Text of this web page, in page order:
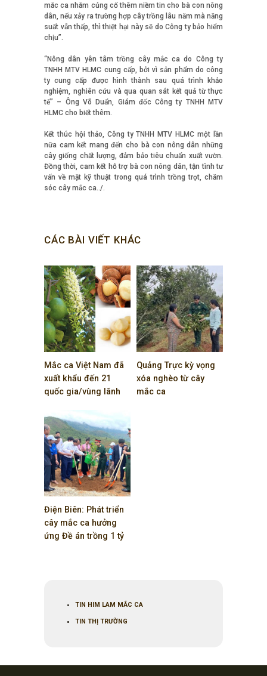
mắc ca nhằm củng cố thêm niềm tin cho bà con nông
dân, nếu xảy ra trường hợp cây trồng lâu năm mà năng
suất vẫn thấp, thì thiệt hại này sẽ do Công ty bảo hiểm
chịu”.
“Nông dân yên tâm trồng cây mắc ca do Công ty
TNHH MTV HLMC cung cấp, bởi vì sản phẩm do công
ty cung cấp được hình thành sau quá trình khảo
nghiệm, nghiên cứu và qua quan sát kết quả từ thực
tế” – Ông Võ Duẩn, Giám đốc Công ty TNHH MTV
HLMC cho biết thêm.
Kết thúc hội thảo, Công ty TNHH MTV HLMC một lần
nữa cam kết mang đến cho bà con nông dân những
cây giống chất lượng, đảm bảo tiêu chuẩn xuất vườn.
Đồng thời, cam kết hỗ trợ bà con nông dân, tận tình tư
vấn về mặt kỹ thuật trong quá trình trồng trọt, chăm
sóc cây mắc ca../.
CÁC BÀI VIẾT KHÁC
Mắc ca Việt Nam đã
xuất khẩu đến 21
quốc gia/vùng lãnh
Quảng Trực kỳ vọng
xóa nghèo từ cây
mắc ca
Điện Biên: Phát triển
cây mắc ca hưởng
ứng Đề án trồng 1 tỷ
TIN HIM LAM MẮC CA
TIN THỊ TRƯỜNG